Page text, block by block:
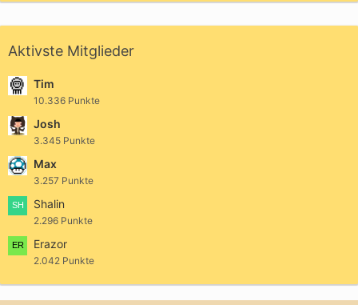
Aktivste Mitglieder
Tim
10.336 Punkte
Josh
3.345 Punkte
Max
3.257 Punkte
Shalin
2.296 Punkte
Erazor
2.042 Punkte